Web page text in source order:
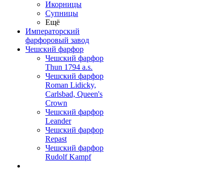
Икорницы
Супницы
Ещё
Императорский
фарфоровый завод
Чешский фарфор
Чешский фарфор
Thun 1794 a.s.
Чешский фарфор
Roman Lidicky,
Carlsbad, Queen's
Crown
Чешский фарфор
Leander
Чешский фарфор
Repast
Чешский фарфор
Rudolf Kampf